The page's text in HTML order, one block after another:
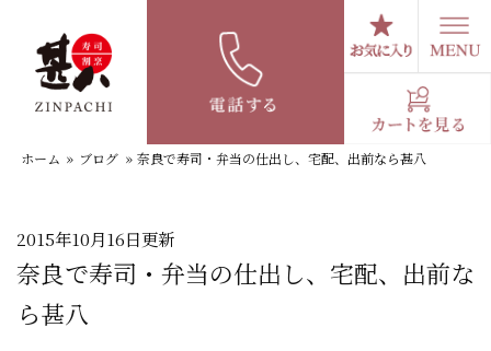
スタッフブログ
ホーム » ブログ » 奈良で寿司・弁当の仕出し、宅配、出前なら甚八
2015年10月16日更新
奈良で寿司・弁当の仕出し、宅配、出前な
ら甚八